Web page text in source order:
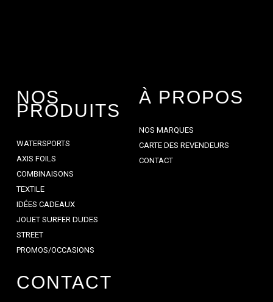
NOS
PRODUITS
WATERSPORTS
AXIS FOILS
COMBINAISONS
TEXTILE
IDÉES CADEAUX
JOUET SURFER DUDES
STREET
PROMOS/OCCASIONS
À PROPOS
NOS MARQUES
CARTE DES REVENDEURS
CONTACT
CONTACT